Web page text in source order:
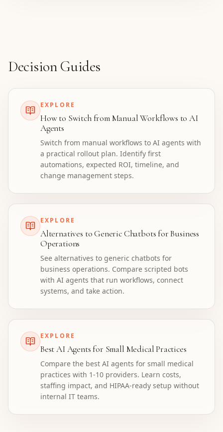
Decision Guides
EXPLORE
How to Switch from Manual Workflows to AI
Agents
Switch from manual workflows to AI agents with
a practical rollout plan. Identify first
automations, expected ROI, timeline, and
change management steps.
EXPLORE
Alternatives to Generic Chatbots for Business
Operations
See alternatives to generic chatbots for
business operations. Compare scripted bots
with AI agents that run workflows, connect
systems, and take action.
EXPLORE
Best AI Agents for Small Medical Practices
Compare the best AI agents for small medical
practices with 1-10 providers. Learn costs,
staffing impact, and HIPAA-ready setup without
internal IT teams.